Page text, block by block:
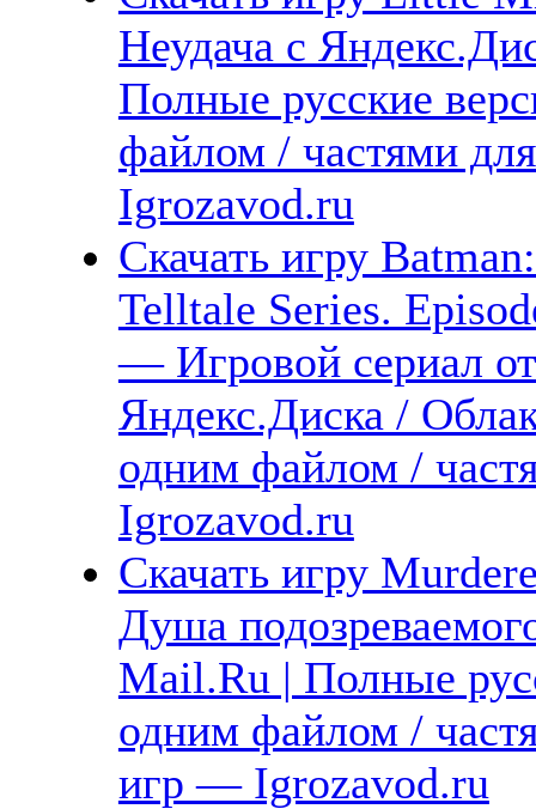
Неудача с
Полные русские
файлом / частями
Igrozavod.ru
Скачать игру
Telltale Series.
— Игровой сериал
Яндекс.Диска /
одним файлом /
Igrozavod.ru
Скачать игру
Душа
Mail.Ru | Полные
одним файлом /
игр — Igrozavod.ru